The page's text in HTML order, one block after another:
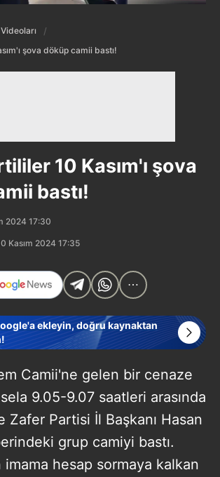
şova döküp camii bastı!
10 Kasım'ı şova
bastı!
2024 17:30
Kasım 2024 17:35
ekleyin, doğru kaynaktan
Camii'ne gelen bir cenaze
9.05-9.07 saatleri arasında
Zafer Partisi İl Başkanı Hasan
grup camiyi bastı.
imama hesap sormaya kalkan